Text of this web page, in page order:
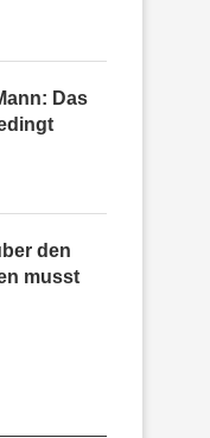
Das
den
musst